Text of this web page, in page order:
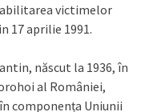
victimelor
17 aprilie 1991.
născut la 1936, în
al României,
componența Uniunii